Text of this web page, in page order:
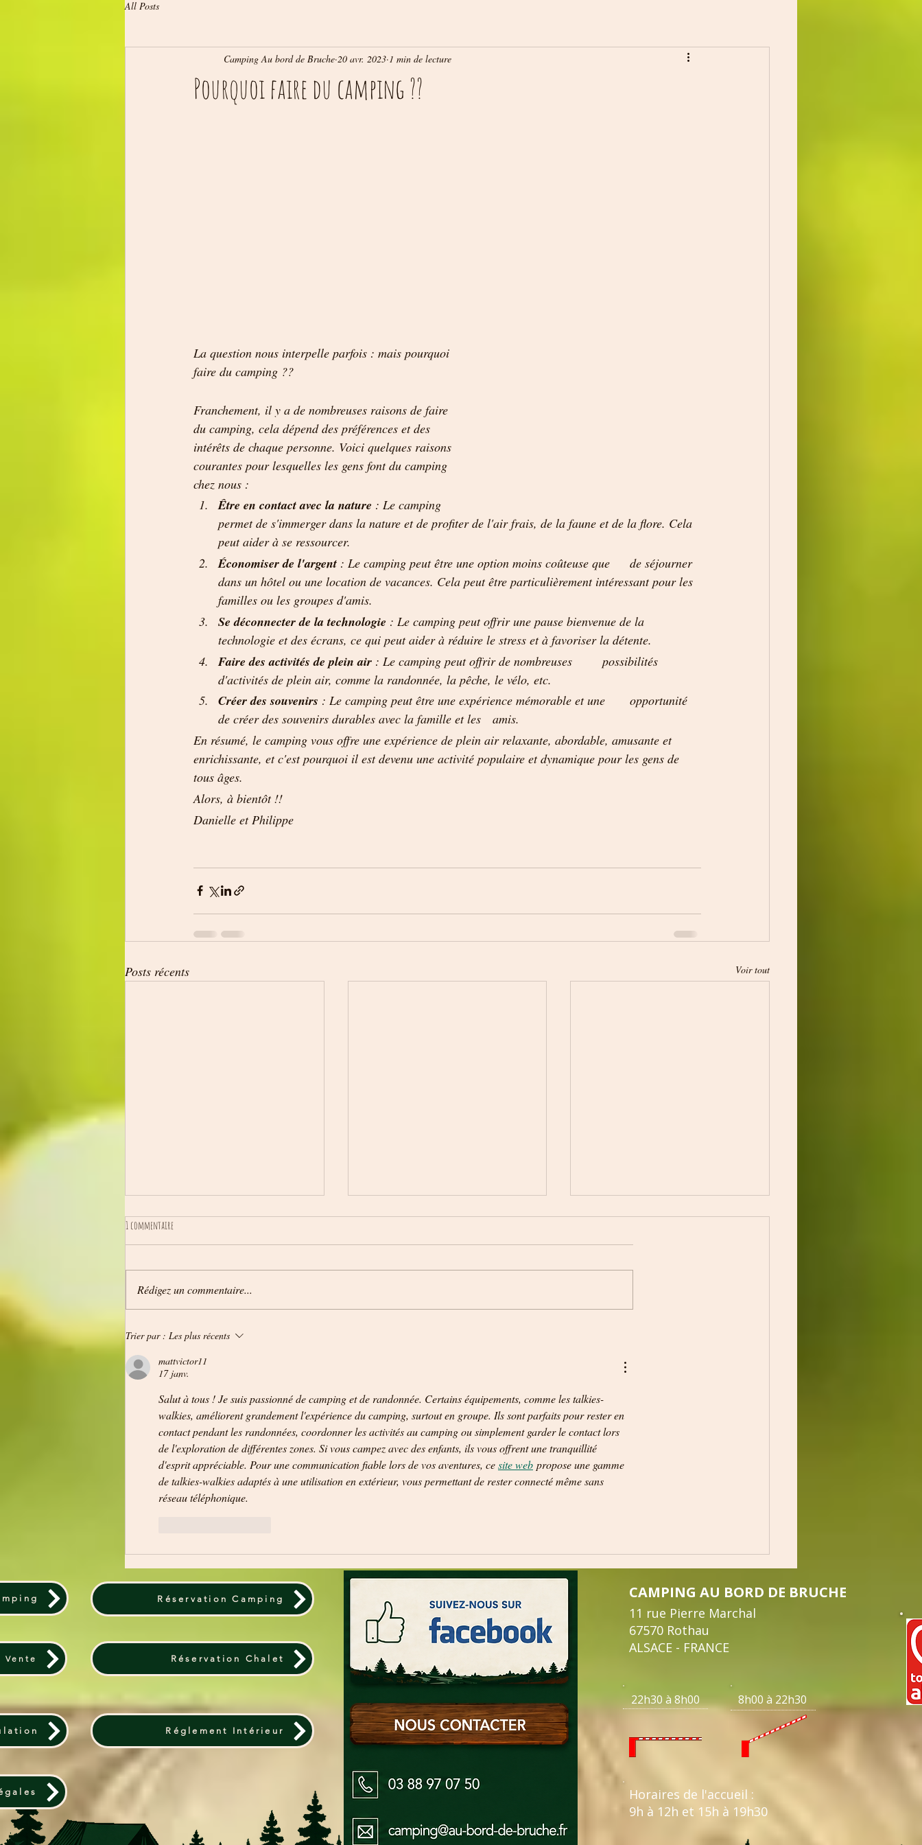
All Posts
Pourquoi faire du camping ??
Camping Au bord de Bruche 20 avr. 2023 1 min de lecture
La question nous interpelle parfois : mais pourquoi
faire du camping ??
Franchement, il y a de nombreuses raisons de faire
du camping, cela dépend des préférences et des
intérêts de chaque personne. Voici quelques raisons
courantes pour lesquelles les gens font du camping
chez nous :
Être en contact avec la nature : Le camping
permet de s'immerger dans la nature et de profiter de l'air frais, de la faune et de la flore. Cela
peut aider à se ressourcer.
Économiser de l'argent : Le camping peut être une option moins coûteuse que 	de séjourner
dans un hôtel ou une location de vacances. Cela peut être particulièrement intéressant pour les
familles ou les groupes d'amis.
Se déconnecter de la technologie : Le camping peut offrir une pause bienvenue de la
technologie et des écrans, ce qui peut aider à réduire le stress et à favoriser la détente.
Faire des activités de plein air : Le camping peut offrir de nombreuses 	possibilités
d'activités de plein air, comme la randonnée, la pêche, le vélo, etc.
Créer des souvenirs : Le camping peut être une expérience mémorable et une 	opportunité
de créer des souvenirs durables avec la famille et les 	amis.
En résumé, le camping vous offre une expérience de plein air relaxante, abordable, amusante et
enrichissante, et c'est pourquoi il est devenu une activité populaire et dynamique pour les gens de
tous âges.
Alors, à bientôt !!
Danielle et Philippe
Posts récents Voir tout
Expressions d’antan et traditions printanières
en Alsace : un voyage dans le temps
1 commentaire
Rédigez un commentaire...
Trier par : Les plus récents
mattvictor11
17 janv.
Salut à tous ! Je suis passionné de camping et de randonnée. Certains équipements, comme les talkies-
walkies, améliorent grandement l'expérience du camping, surtout en groupe. Ils sont parfaits pour rester en
contact pendant les randonnées, coordonner les activités au camping ou simplement garder le contact lors
de l'exploration de différentes zones. Si vous campez avec des enfants, ils vous offrent une tranquillité
d'esprit appréciable. Pour une communication fiable lors de vos aventures, ce site web propose une gamme
de talkies-walkies adaptés à une utilisation en extérieur, vous permettant de rester connecté même sans
réseau téléphonique.
Réservation Camping
Réservation Chalet
Réglement Intérieur
CAMPING AU BORD DE BRUCHE
11 rue Pierre Marchal
67570 Rothau
ALSACE - FRANCE
Horaires de l'accueil :
9h à 12h et 15h à 19h30
22h30 à 8h00 8h00 à 22h30
Vente